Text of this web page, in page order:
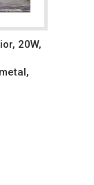
20W,